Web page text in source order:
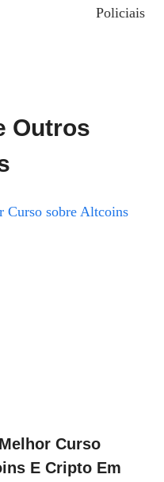
Policiais
Outros
Curso
E Cripto Em